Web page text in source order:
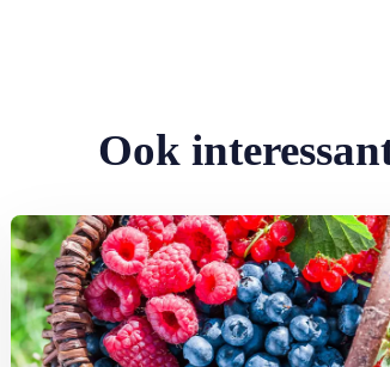
Ook
Lees meer over Klein maar fijn: kleinfruit